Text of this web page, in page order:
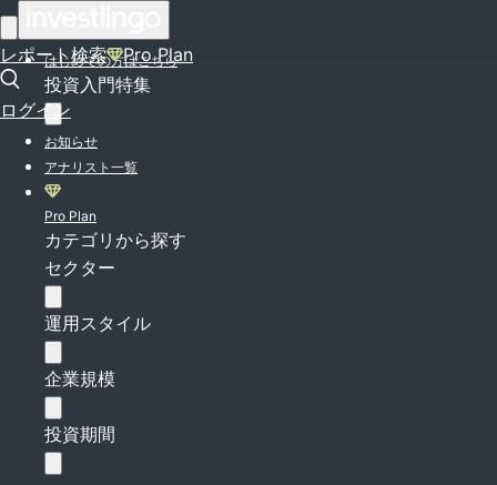
レポート検索 Pro Plan
ログイン
はじめての方はこちら
投資入門特集
お知らせ
アナリスト一覧
Pro Plan
カテゴリから探す
セクター
運用スタイル
企業規模
投資期間